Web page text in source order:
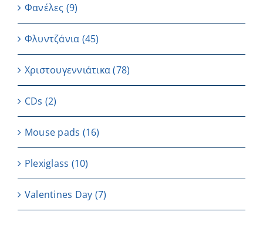
Φανέλες (9)
Φλυντζάνια (45)
Χριστουγεννιάτικα(78)
CDs (2)
Μouse pads (16)
Plexiglass (10)
Valentines Day (7)